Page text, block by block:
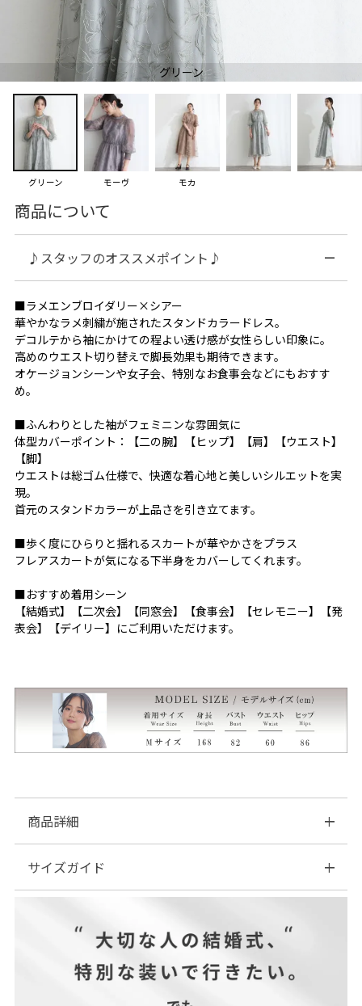
グリーン
グリーン モーヴ モカ
商品について
♪スタッフのオススメポイント♪
■ラメエンブロイダリー×シアー
華やかなラメ刺繍が施されたスタンドカラードレス。
デコルテから袖にかけての程よい透け感が女性らしい印象に。
高めのウエスト切り替えで脚長効果も期待できます。
オケージョンシーンや女子会、特別なお食事会などにもおすす
め。
■ふんわりとした袖がフェミニンな雰囲気に
体型カバーポイント：【二の腕】【ヒップ】【肩】【ウエスト】
【脚】
ウエストは総ゴム仕様で、快適な着心地と美しいシルエットを実
現。
首元のスタンドカラーが上品さを引き立てます。
■歩く度にひらりと揺れるスカートが華やかさをプラス
フレアスカートが気になる下半身をカバーしてくれます。
■おすすめ着用シーン
【結婚式】【二次会】【同窓会】【食事会】【セレモニー】【発
表会】【デイリー】にご利用いただけます。
商品詳細
■素材：【表地】
(刺繍部分)ポリエステル…100％
ポリエステル …100%
■伸縮性：なし
サイズガイド